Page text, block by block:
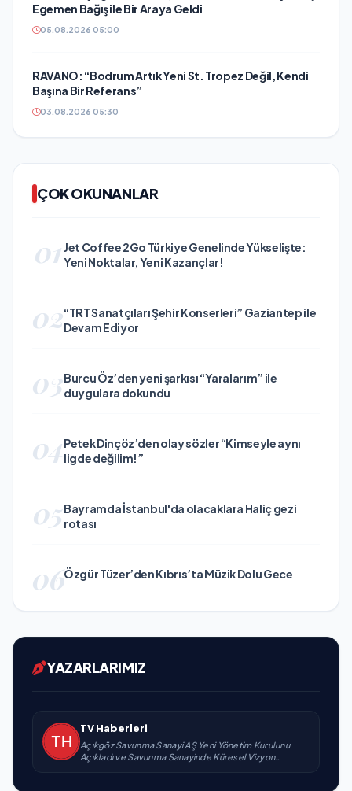
Egemen Bağış ile Bir Araya Geldi
05.08.2026 05:00
RAVANO: “Bodrum Artık Yeni St. Tropez Değil, Kendi
Başına Bir Referans”
03.08.2026 05:30
ÇOK OKUNANLAR
01 Jet Coffee 2Go Türkiye Genelinde Yükselişte:
Yeni Noktalar, Yeni Kazançlar!
02“TRT Sanatçıları Şehir Konserleri” Gaziantep ile
Devam Ediyor
03Burcu Öz’den yeni şarkısı “Yaralarım” ile
duygulara dokundu
04Petek Dinçöz’den olay sözler “Kimseyle aynı
ligde değilim!”
05Bayramda İstanbul'da olacaklara Haliç gezi
rotası
06Özgür Tüzer’den Kıbrıs’ta Müzik Dolu Gece
YAZARLARIMIZ
TV Haberleri
Açıkgöz Savunma Sanayi AŞ Yeni Yönetim Kurulunu
Açıkladı ve Savunma Sanayinde Küresel Vizyon